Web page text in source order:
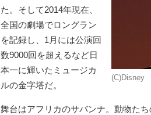
(C)Disney
た。そして2014年現在、
全国の劇場でロングラン
を記録し、1月には公演回
数9000回を超えるなど日
本一に輝いたミュージカ
ルの金字塔だ。
舞台はアフリカのサバンナ。動物た